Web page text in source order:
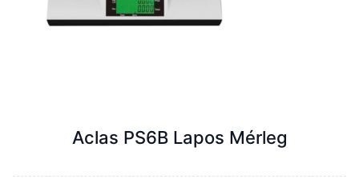
Aclas PS6B Lapos Mérleg